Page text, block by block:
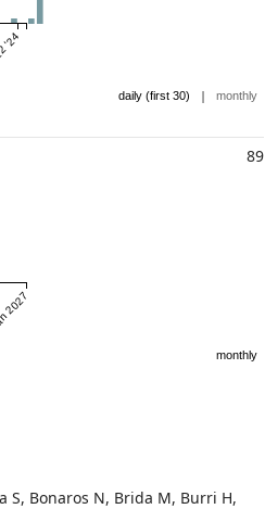
daily (first 30) | monthly
89
monthly
S, Bonaros N, Brida M, Burri H,